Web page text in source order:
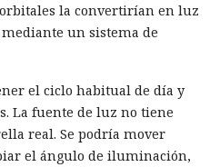
la convertirían en luz
un sistema de
el ciclo habitual de día y
La fuente de luz no tiene
real. Se podría mover
el ángulo de iluminación,